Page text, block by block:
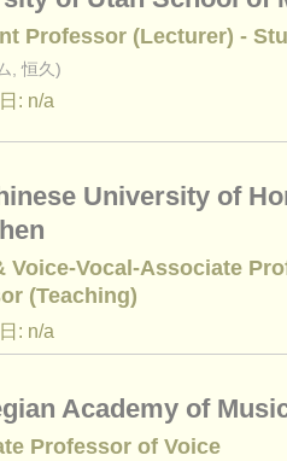
Professor (Lecturer) -
, 恒久)
: n/a
University of
Voice-Vocal-Associate
(Teaching)
: n/a
Academy of
Professor of Voice